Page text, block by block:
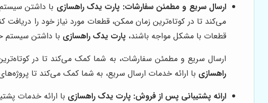
ارسال سریع و مطمئن سفارشات: پارت یدک راهسازی با داشتن
می‌کند تا در کوتاه‌ترین زمان ممکن، قطعات مورد نیاز خود را
قطعات با مشکل مواجه باشند، پارت یدک راهسازی با داشتن سیستم
ارسال سریع و مطمئن سفارشات، به شما کمک می‌کند تا در
راهسازی با ارائه خدمات ارسال سریع، به شما کمک می‌کند تا
ارائه پشتیبانی پس از فروش: پارت یدک راهسازی با ارائه خدمات